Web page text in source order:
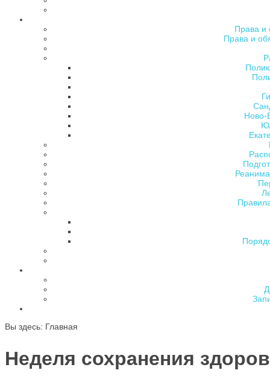
Права и
Права и
Ново-
Вы здесь: Главная
Неделя сохранения